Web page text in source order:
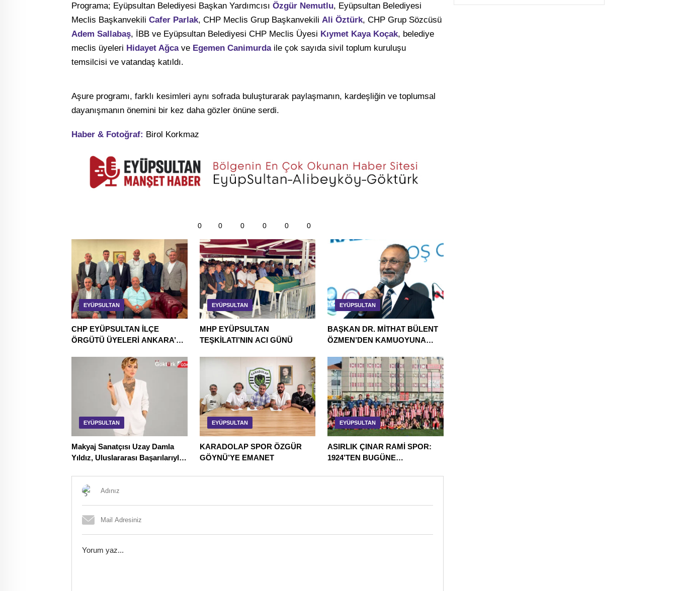
Programa; Eyüpsultan Belediyesi Başkan Yardımcısı Özgür Nemutlu, Eyüpsultan Belediyesi
Meclis Başkanvekili Cafer Parlak, CHP Meclis Grup Başkanvekili Ali Öztürk, CHP Grup Sözcüsü
Adem Sallabaş, İBB ve Eyüpsultan Belediyesi CHP Meclis Üyesi Kıymet Kaya Koçak, belediye
meclis üyeleri Hidayet Ağcave Egemen Canimurdaile çok sayıda sivil toplum kuruluşu
temsilcisi ve vatandaş katıldı.
Aşure programı, farklı kesimleri aynı sofrada buluşturarak paylaşmanın, kardeşliğin ve toplumsal
dayanışmanın önemini bir kez daha gözler önüne serdi.
Haber & Fotoğraf: Birol Korkmaz
0 0 0 0 0 0
EYÜPSULTAN
CHP EYÜPSULTAN İLÇE
ÖRGÜTÜ ÜYELERİ ANKARA’DA
EYÜPSULTAN
MHP EYÜPSULTAN
TEŞKİLATI’NIN ACI GÜNÜ
EYÜPSULTAN
BAŞKAN DR. MİTHAT BÜLENT
ÖZMEN’DEN KAMUOYUNA
EYÜPSULTAN
Makyaj Sanatçısı Uzay Damla
Yıldız, Uluslararası Başarılarıyla
EYÜPSULTAN
KARADOLAP SPOR ÖZGÜR
GÖYNÜ’YE EMANET
EYÜPSULTAN
ASIRLIK ÇINAR RAMİ SPOR:
1924’TEN BUGÜNE